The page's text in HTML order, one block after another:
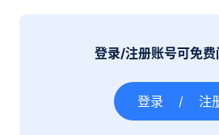
登录/注册账号可免
登录 / 注